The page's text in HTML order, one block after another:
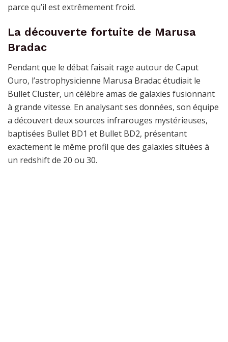
parce qu’il est extrêmement froid.
La découverte fortuite de Marusa
Bradac
Pendant que le débat faisait rage autour de Caput
Ouro, l’astrophysicienne Marusa Bradac étudiait le
Bullet Cluster, un célèbre amas de galaxies fusionnant
à grande vitesse. En analysant ses données, son équipe
a découvert deux sources infrarouges mystérieuses,
baptisées Bullet BD1 et Bullet BD2, présentant
exactement le même profil que des galaxies situées à
un redshift de 20 ou 30.